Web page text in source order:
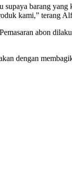
barang yang
kami,” terang
abon
dengan